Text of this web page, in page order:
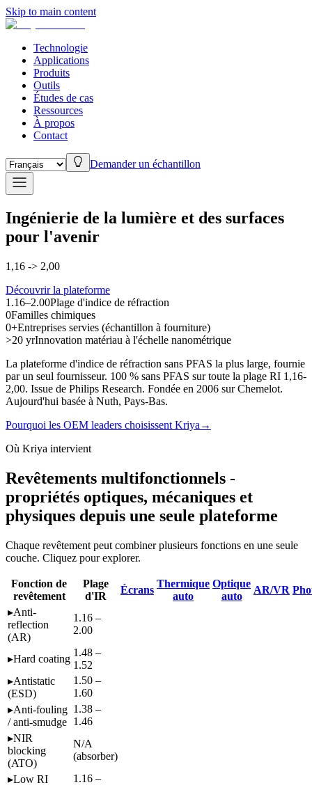
Skip to main content
Technologie
Applications
Produits
Outils
Études de cas
Ressources
À propos
Contact
Demander un échantillon
Ingénierie de la lumière et des surfaces
pour l'avenir
1,16 -> 2,00
Découvrir la plateforme
1.16–2.00Plage d'indice de réfraction
0Familles chimiques
0+Entreprises servies (échantillon à fourniture)
>20 yrInnovation matériau à l'échelle nanométrique
La plateforme d'indice de réfraction sans PFAS la plus large, fournie
par un seul fournisseur. 100 % sans PFAS sur toute la plage RI 1,16-
2,00. Issue de Philips Research. Fondée en 2006 sur Chemelot.
Aujourd'hui basée à Nuth, Pays-Bas.
Pourquoi les OEM leaders choisissent Kriya →
Où Kriya intervient
Revêtements multifonctionnels -
propriétés optiques, mécaniques et
physiques depuis une seule plateforme
Chaque revêtement peut combiner plusieurs fonctions en une seule
couche. Cliquez pour explorer.
Fonction de
revêtement
Plage
d'IR
Écrans
Thermique
auto
Optique
auto
AR/VR
▸Anti-
reflection
(AR)
1.16 –
2.00
▸Hard coating
1.48 –
1.52
▸Antistatic
(ESD)
1.50 –
1.60
▸Anti-fouling
/ anti-smudge
1.38 –
1.46
▸NIR
blocking
(ATO)
N/A
(absorber)
▸Low RI
1.16 –